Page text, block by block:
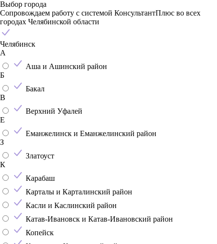
Выбор города
Сопровождаем работу с системой КонсультантПлюс во всех
городах Челябинской области
Челябинск
А
Аша и Ашинский район
Б
Бакал
В
Верхний Уфалей
Е
Еманжелинск и Еманжелинский район
З
Златоуст
К
Карабаш
Карталы и Карталинский район
Касли и Каслинский район
Катав-Ивановск и Катав-Ивановский район
Копейск